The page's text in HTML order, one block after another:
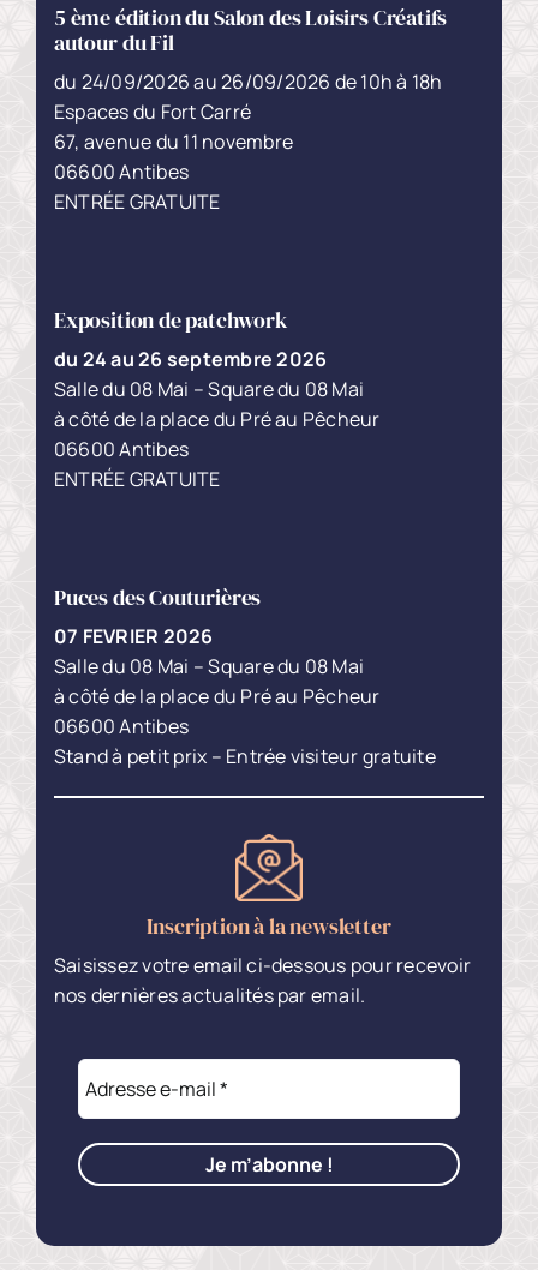
5 ème édition du Salon des Loisirs Créatifs
autour du Fil
du 24/09/2026 au 26/09/2026 de 10h à 18h
Espaces du Fort Carré
67, avenue du 11 novembre
06600 Antibes
ENTRÉE GRATUITE
Exposition de patchwork
du 24 au 26 septembre 2026
Salle du 08 Mai – Square du 08 Mai
à côté de la place du Pré au Pêcheur
06600 Antibes
ENTRÉE GRATUITE
Puces des Couturières
07 FEVRIER 2026
Salle du 08 Mai – Square du 08 Mai
à côté de la place du Pré au Pêcheur
06600 Antibes
Stand à petit prix – Entrée visiteur gratuite
Inscription à la newsletter
Saisissez votre email ci-dessous pour recevoir
nos dernières actualités par email.